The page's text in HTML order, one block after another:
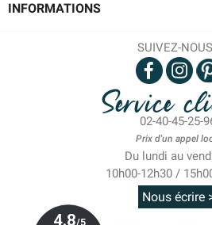
INFORMATIONS
SUIVEZ-
Service
02-40-45-25-
Prix d'un appel
Du lundi au
10h00-12h30 /
Nous écrire